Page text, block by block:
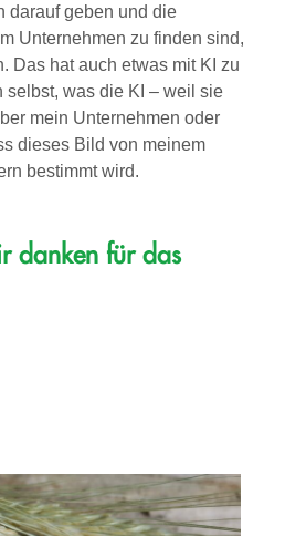
darauf geben und die
Unternehmen zu finden sind,
Das hat auch etwas mit KI zu
selbst, was die KI – weil sie
mein Unternehmen oder
dieses Bild von meinem
bestimmt wird.
danken für das